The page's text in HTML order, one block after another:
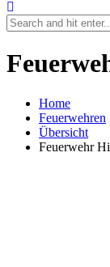
Home
Feuerwehren
Übersicht
Feuerwehr